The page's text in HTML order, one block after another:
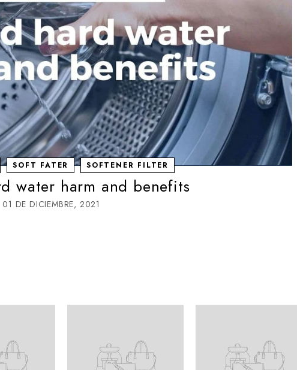
SOFT FATER SOFTENER FILTER
water harm and benefits
01 DE DICIEMBRE, 2021